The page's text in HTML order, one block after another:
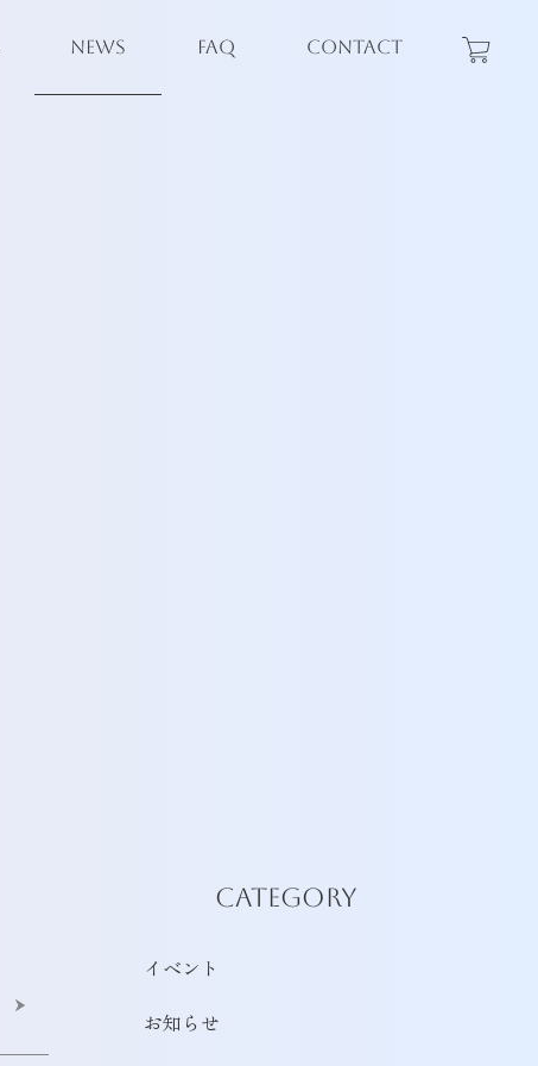
NEWS FAQ CONTACT
CATEGORY
イベント
お知らせ